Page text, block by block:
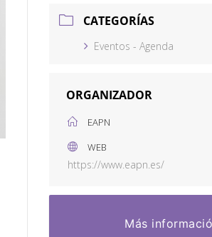
CATEGORÍAS
Eventos - Agenda
ORGANIZADOR
EAPN
WEB
https://www.eapn.es/
Más